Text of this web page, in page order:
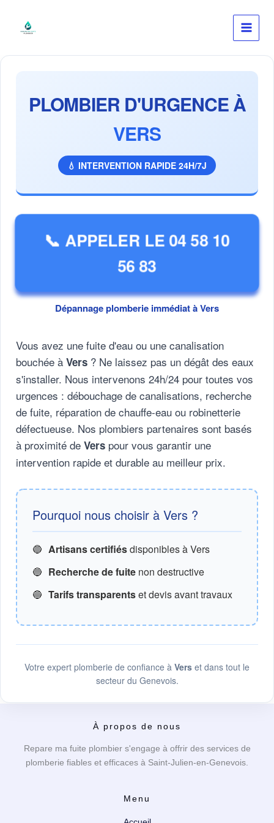
contenu
PLOMBIER D'URGENCE À
VERS
💧 INTERVENTION RAPIDE 24H/7J
📞 APPELER LE 04 58 10
56 83
Dépannage plomberie immédiat à Vers
Vous avez une fuite d'eau ou une canalisation
bouchée à Vers ? Ne laissez pas un dégât des eaux
s'installer. Nous intervenons 24h/24 pour toutes vos
urgences : débouchage de canalisations, recherche
de fuite, réparation de chauffe-eau ou robinetterie
défectueuse. Nos plombiers partenaires sont basés
à proximité de Vers pour vous garantir une
intervention rapide et durable au meilleur prix.
Pourquoi nous choisir à Vers ?
🔵 Artisans certifiésdisponibles à Vers
🔵 Recherche de fuite non destructive
🔵 Tarifs transparentset devis avant travaux
Votre expert plomberie de confiance à Vers et dans tout le
secteur du Genevois.
À propos de nous
Repare ma fuite plombier s'engage à offrir des services de
plomberie fiables et efficaces à Saint-Julien-en-Genevois.
Menu